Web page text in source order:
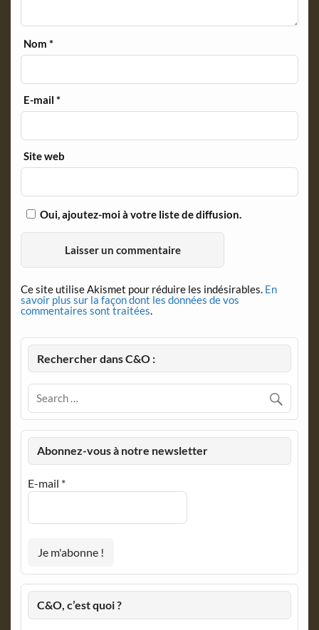
Nom*
E-mail*
Site web
Oui, ajoutez-moi à votre liste de diffusion.
Ce site utilise Akismet pour réduire les indésirables. En
savoir plus sur la façon dont les données de vos
commentaires sont traitées.
Rechercher dans C&O :
Abonnez-vous à notre newsletter
E-mail *
C&O, c’est quoi ?